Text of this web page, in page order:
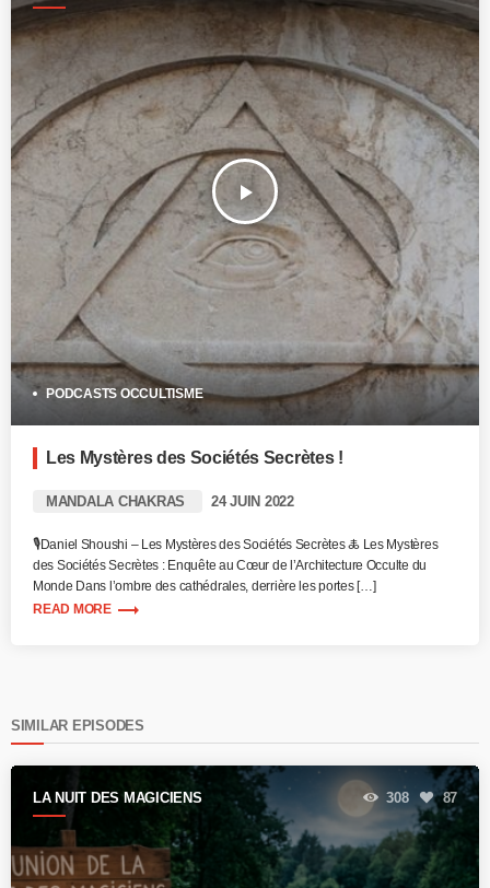
play_arrow
PODCASTS OCCULTISME
Les Mystères des Sociétés Secrètes !
MANDALA CHAKRAS 24 JUIN 2022
🎙️Daniel Shoushi – Les Mystères des Sociétés Secrètes 🜏 Les Mystères
des Sociétés Secrètes : Enquête au Cœur de l’Architecture Occulte du
Monde Dans l’ombre des cathédrales, derrière les portes […]
READ MORE trending_flat
SIMILAR EPISODES
LA NUIT DES MAGICIENS 308 87